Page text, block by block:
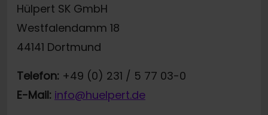
Hülpert SK GmbH
Westfalendamm 18
44141 Dortmund
Telefon: +49 (0) 231 / 5 77 03-0
E-Mail: info@huelpert.de